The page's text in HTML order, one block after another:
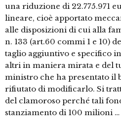
una riduzione di 22.775.971
lineare, cioè apportato
alle disposizioni di cui alla
n. 133 (art.60 commi 1 e 10)
taglio aggiuntivo e specifico
altri in maniera mirata e del
ministro che ha presentato il
rifiutato di modificarlo. Si
del clamoroso perché tali
stanziamento di 100 milioni …